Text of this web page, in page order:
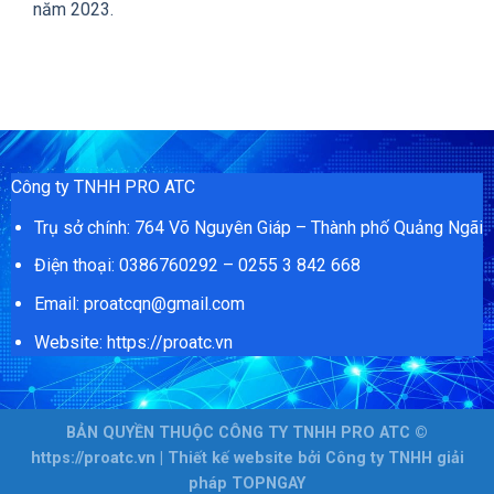
năm 2023.
Công ty TNHH PRO ATC
Trụ sở chính: 764 Võ Nguyên Giáp – Thành phố Quảng Ngãi
Điện thoại: 0386760292 – 0255 3 842 668
Email: proatcqn@gmail.com
Website: https://proatc.vn
BẢN QUYỀN THUỘC CÔNG TY TNHH PRO ATC ©
https://proatc.vn
| Thiết kế website bởi Công ty TNHH giải
pháp TOPNGAY